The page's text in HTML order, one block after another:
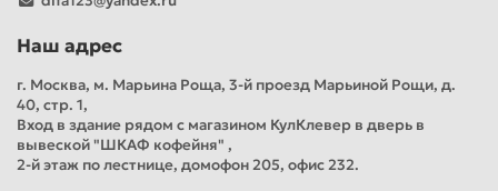
Наш адрес
г. Москва, м. Марьина Роща, 3-й проезд Марьиной Рощи, д.
40, стр. 1,
Вход в здание рядом с магазином КулКлевер в дверь в
вывеской "ШКАФ кофейня" ,
2-й этаж по лестнице, домофон 205, офис 232.